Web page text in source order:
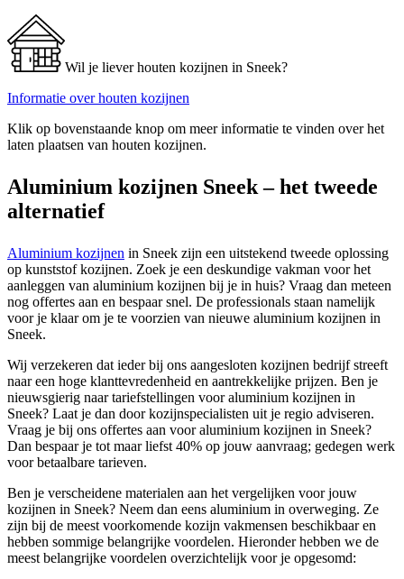
Wil je liever houten kozijnen in Sneek?
Informatie over houten kozijnen
Klik op bovenstaande knop om meer informatie te vinden over het
laten plaatsen van houten kozijnen.
Aluminium kozijnen Sneek – het tweede
alternatief
Aluminium kozijnen in Sneek zijn een uitstekend tweede oplossing
op kunststof kozijnen. Zoek je een deskundige vakman voor het
aanleggen van aluminium kozijnen bij je in huis? Vraag dan meteen
nog offertes aan en bespaar snel. De professionals staan namelijk
voor je klaar om je te voorzien van nieuwe aluminium kozijnen in
Sneek.
Wij verzekeren dat ieder bij ons aangesloten kozijnen bedrijf streeft
naar een hoge klanttevredenheid en aantrekkelijke prijzen. Ben je
nieuwsgierig naar tariefstellingen voor aluminium kozijnen in
Sneek? Laat je dan door kozijnspecialisten uit je regio adviseren.
Vraag je bij ons offertes aan voor aluminium kozijnen in Sneek?
Dan bespaar je tot maar liefst 40% op jouw aanvraag; gedegen werk
voor betaalbare tarieven.
Ben je verscheidene materialen aan het vergelijken voor jouw
kozijnen in Sneek? Neem dan eens aluminium in overweging. Ze
zijn bij de meest voorkomende kozijn vakmensen beschikbaar en
hebben sommige belangrijke voordelen. Hieronder hebben we de
meest belangrijke voordelen overzichtelijk voor je opgesomd: